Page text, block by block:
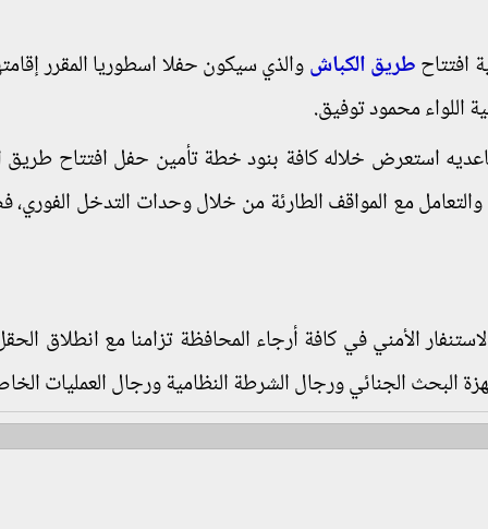
افتتاحطريق الكباشوالذي سيكون حفلا اسطوريا المقرر
اللواء محمود توفيق.
استعرض خلاله كافة بنود خطة تأمين حفل افتتاح طريق
مع المواقف الطارئة من خلال وحدات التدخل الفوري،
الأمني في كافة أرجاء المحافظة تزامنا مع انطلاق
البحث الجنائي ورجال الشرطة النظامية ورجال العمليات